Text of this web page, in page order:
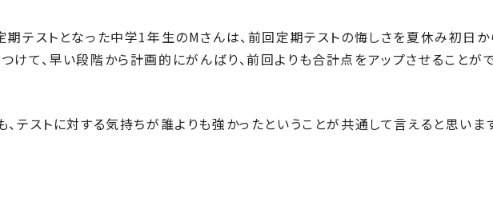
期テストとなった中学1年生のMさんは、前回定期テストの悔しさを夏休み初日か
けて、早い段階から計画的にがんばり、前回よりも合計点をアップさせることが
、テストに対する気持ちが誰よりも強かったということが共通して言えると思いま